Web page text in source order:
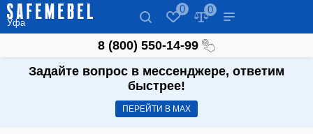
Уфа
0 0
8 (800) 550-14-99
Задайте вопрос в мессенджере, ответим
быстрее!
ПЕРЕЙТИ В МАХ